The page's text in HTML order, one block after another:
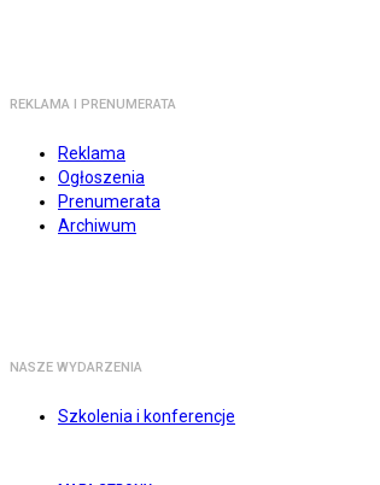
REKLAMA I PRENUMERATA
Reklama
Ogłoszenia
Prenumerata
Archiwum
NASZE WYDARZENIA
Szkolenia i konferencje